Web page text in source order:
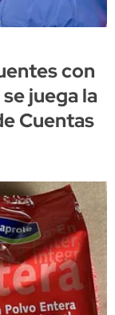
con
juega la
Cuentas